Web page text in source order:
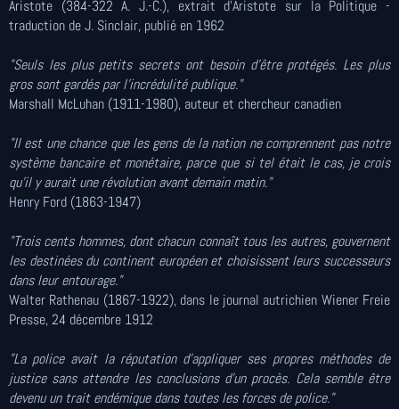
Aristote (384-322 A. J.-C.), extrait d’Aristote sur la Politique -
traduction de J. Sinclair, publié en 1962
"Seuls les plus petits secrets ont besoin d'être protégés. Les plus
gros sont gardés par l'incrédulité publique."
Marshall McLuhan (1911-1980), auteur et chercheur canadien
"Il est une chance que les gens de la nation ne comprennent pas notre
système bancaire et monétaire, parce que si tel était le cas, je crois
qu'il y aurait une révolution avant demain matin."
Henry Ford (1863-1947)
"Trois cents hommes, dont chacun connaît tous les autres, gouvernent
les destinées du continent européen et choisissent leurs successeurs
dans leur entourage."
Walter Rathenau (1867-1922), dans le journal autrichien Wiener Freie
Presse, 24 décembre 1912
"La police avait la réputation d'appliquer ses propres méthodes de
justice sans attendre les conclusions d'un procès. Cela semble être
devenu un trait endémique dans toutes les forces de police."